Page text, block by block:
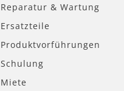
Reparatur & Wartung
Ersatzteile
Produktvorführungen
Schulung
Miete